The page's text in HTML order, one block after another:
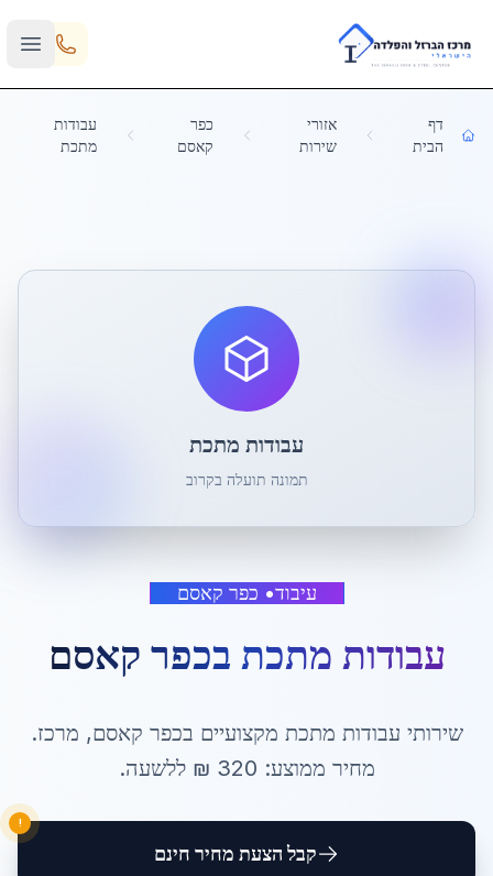
Skip to main content
דף
הבית
אזורי
שירות
כפר
קאסם
עבודות
מתכת
עיבוד• כפר קאסם
עבודות מתכת בכפר קאסם
שירותי עבודות מתכת מקצועיים בכפר קאסם, מרכז.
מחיר ממוצע: 320 ₪ ללשעה.
קבל הצעת מחיר חינם
!
עבודות מתכת
תמונה תועלה בקרוב